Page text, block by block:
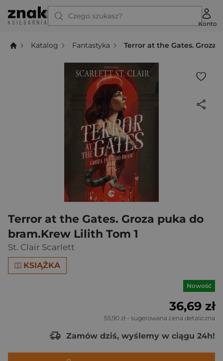
Czego szukasz?
Konto
Katalog Fantastyka Terror at the Gates. Groza
Terror at the Gates. Groza puka do
bram.Krew Lilith Tom 1
St. Clair Scarlett
KSIĄŻKA
Nowość
36,69 zł
55,90 zł - sugerowana cena detaliczna
Zamów dziś, wyślemy w ciągu 24h!